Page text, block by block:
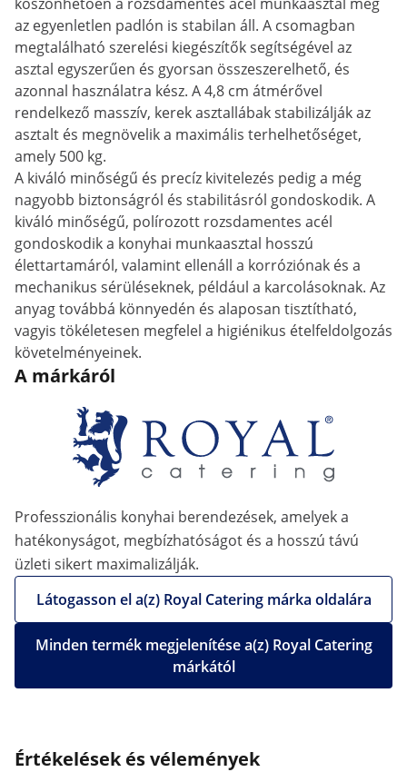
az egyenletlen padlón is stabilan áll. A csomagban
megtalálható szerelési kiegészítők segítségével az
asztal egyszerűen és gyorsan összeszerelhető, és
azonnal használatra kész. A 4,8 cm átmérővel
rendelkező masszív, kerek asztallábak stabilizálják az
asztalt és megnövelik a maximális terhelhetőséget,
amely 500 kg.
A kiváló minőségű és precíz kivitelezés pedig a még
nagyobb biztonságról és stabilitásról gondoskodik. A
kiváló minőségű, polírozott rozsdamentes acél
gondoskodik a konyhai munkaasztal hosszú
élettartamáról, valamint ellenáll a korróziónak és a
mechanikus sérüléseknek, például a karcolásoknak. Az
anyag továbbá könnyedén és alaposan tisztítható,
vagyis tökéletesen megfelel a higiénikus ételfeldolgozás
követelményeinek.
A márkáról
Professzionális konyhai berendezések, amelyek a
hatékonyságot, megbízhatóságot és a hosszú távú
üzleti sikert maximalizálják.
Látogasson el a(z) Royal Catering márka oldalára
Minden termék megjelenítése a(z) Royal Catering
márkától
Értékelések és vélemények